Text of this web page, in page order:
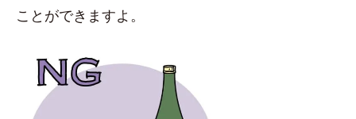
ことができますよ。